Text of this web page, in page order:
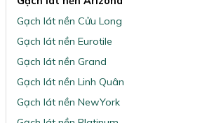
Gạch lát nền Cửu Long
Gạch lát nền Eurotile
Gạch lát nền Grand
Gạch lát nền Linh Quân
Gạch lát nền NewYork